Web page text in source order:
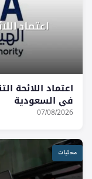
اعتماد اللائحة
في السعودية
07/08/2026
محليات